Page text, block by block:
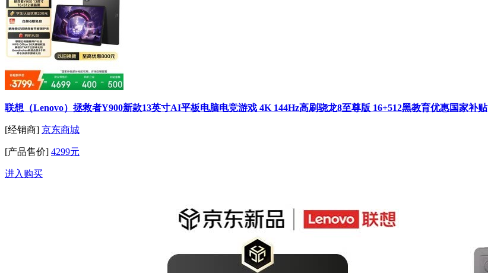
联想（Lenovo）拯救者Y900新款13英寸AI平板电脑电竞游戏 4K 144Hz高刷骁龙8至尊版 16+512黑教育优惠国家补贴
[经销商] 京东商城
[产品售价] 4299元
进入购买